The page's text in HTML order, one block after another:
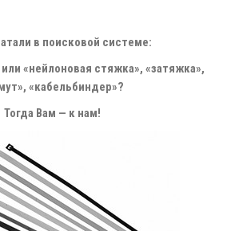
в поисковой системе:
«нейлоновая стяжка», «затяжка»,
«кабельбиндер»?
Тогда Вам — к нам!